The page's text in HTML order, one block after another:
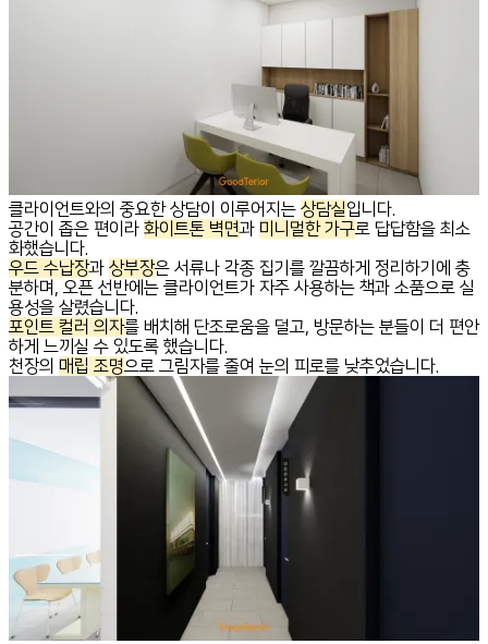
클라이언트와의 중요한 상담이 이루어지는 상담실입니다.
공간이 좁은 편이라 화이트톤 벽면과 미니멀한 가구로 답답함을 최소
화했습니다.
우드 수납장과 상부장은 서류나 각종 집기를 깔끔하게 정리하기에 충
분하며, 오픈 선반에는 클라이언트가 자주 사용하는 책과 소품으로 실
용성을 살렸습니다.
포인트 컬러 의자를 배치해 단조로움을 덜고, 방문하는 분들이 더 편안
하게 느끼실 수 있도록 했습니다.
천장의 매립 조명으로 그림자를 줄여 눈의 피로를 낮추었습니다.